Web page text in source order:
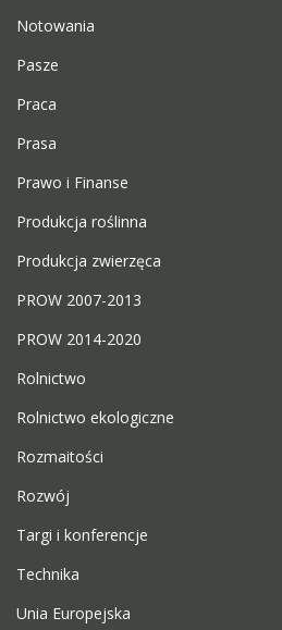
Notowania
Pasze
Praca
Prasa
Prawo i Finanse
Produkcja roślinna
Produkcja zwierzęca
PROW 2007-2013
PROW 2014-2020
Rolnictwo
Rolnictwo ekologiczne
Rozmaitości
Rozwój
Targi i konferencje
Technika
Unia Europejska